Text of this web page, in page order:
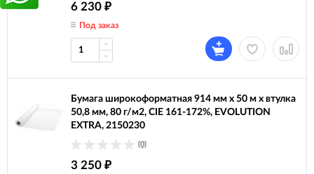
6 230 ₽
Под заказ
Бумага широкоформатная 914 мм х 50 м х втулка
50,8 мм, 80 г/м2, CIE 161-172%, EVOLUTION
EXTRA, 2150230
(0)
3 250 ₽